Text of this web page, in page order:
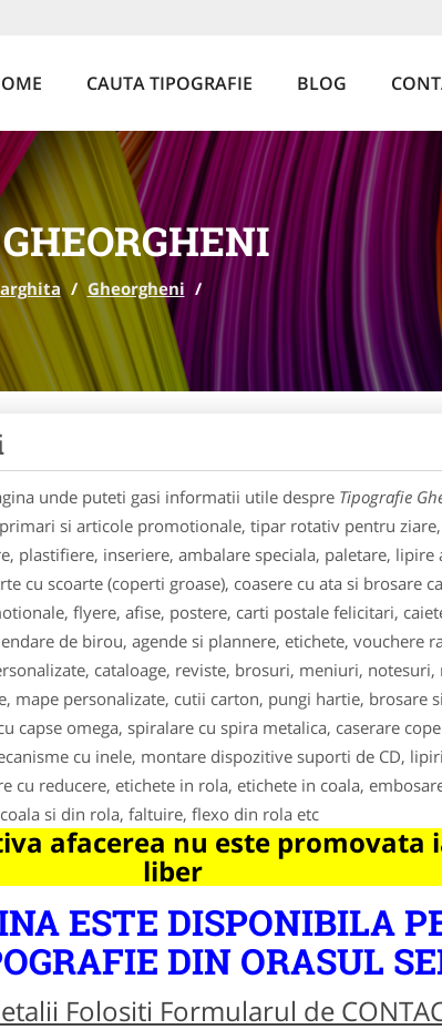
CAUTA TIPOGRAFIE BLOG
/ Gheorgheni /
unde puteti gasi informatii utile despre Tipografie
si articole promotionale, tipar rotativ pentru
plastifiere, inseriere, ambalare speciala, paletare, lipire
cu scoarte (coperti groase), coasere cu ata si brosare
flyere, afise, postere, carti postale felicitari,
de birou, agende si plannere, etichete, vouchere
cataloage, reviste, brosuri, meniuri, notesuri,
mape personalizate, cutii carton, pungi hartie, brosare
capse omega, spiralare cu spira metalica, caserare
cu inele, montare dispozitive suporti de CD,
cu reducere, etichete in rola, etichete in coala,
si din rola, faltuire, flexo din rola etc
afacerea nu este promovata
liber
ESTE DISPONIBILA
DIN ORASUL
Folositi Formularul de